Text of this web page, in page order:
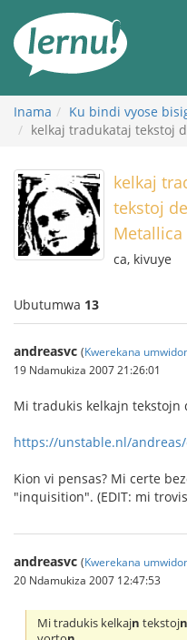
rupapuro
rw'ibirimwo
Inama
Ku bindi vyose
kelkaj tradukataj tekstoj
kelkaj
tekstoj de
Metallica
ca, kivuye
Ubutumwa 13
andreasvc (Kwerekana
19 Ndamukiza 2007 21:26:01
Mi tradukis kelkajn tekstojn
https://unstable.nl/
Kion vi pensas? Mi certe
"inquisition". (EDIT: mi
andreasvc (Kwerekana
20 Ndamukiza 2007 12:47:53
Mi tradukis kelkajn tekstojn